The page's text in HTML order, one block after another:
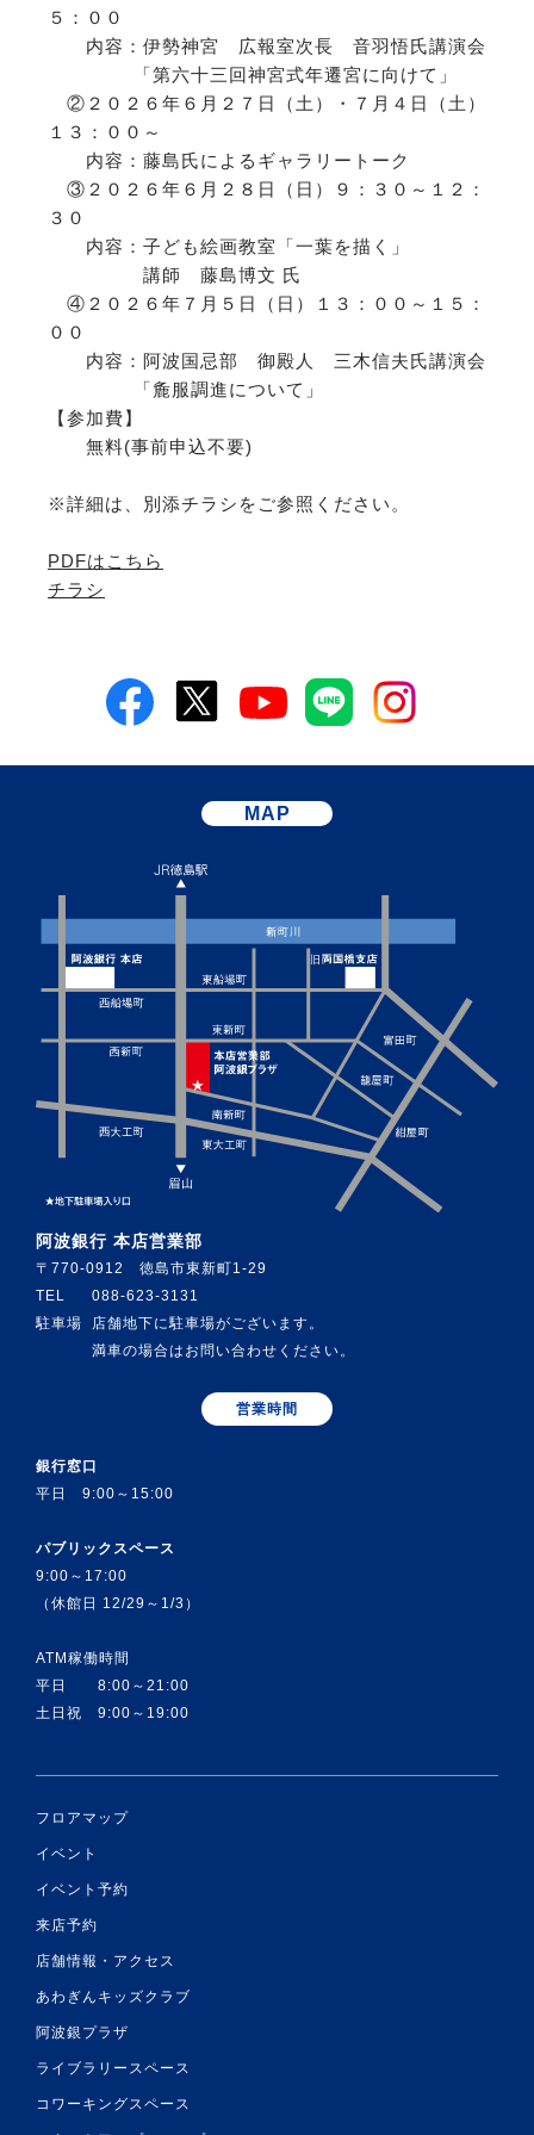
５：００
内容：伊勢神宮 広報室次長 音羽悟氏講演会
「第六十三回神宮式年遷宮に向けて」
②２０２６年６月２７日（土）・７月４日（土）
１３：００～
内容：藤島氏によるギャラリートーク
③２０２６年６月２８日（日）９：３０～１２：
３０
内容：子ども絵画教室「一葉を描く」
講師 藤島博文 氏
④２０２６年７月５日（日）１３：００～１５：
００
内容：阿波国忌部 御殿人 三木信夫氏講演会
「麁服調進について」
【参加費】
無料(事前申込不要)
※詳細は、別添チラシをご参照ください。
PDFはこちら
チラシ
MAP
阿波銀行 本店営業部
〒770-0912 徳島市東新町1-29
TEL
088-623-3131
駐車場
店舗地下に駐車場がございます。
満車の場合はお問い合わせください。
営業時間
銀行窓口
平日 9:00～15:00
パブリックスペース
9:00～17:00
（休館日 12/29～1/3）
ATM稼働時間
平日 8:00～21:00
土日祝 9:00～19:00
フロアマップ
イベント
イベント予約
来店予約
店舗情報・アクセス
あわぎんキッズクラブ
阿波銀プラザ
ライブラリースペース
コワーキングスペース